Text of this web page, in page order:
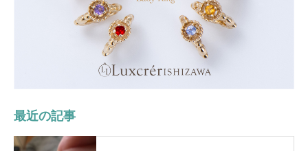
最近の記事